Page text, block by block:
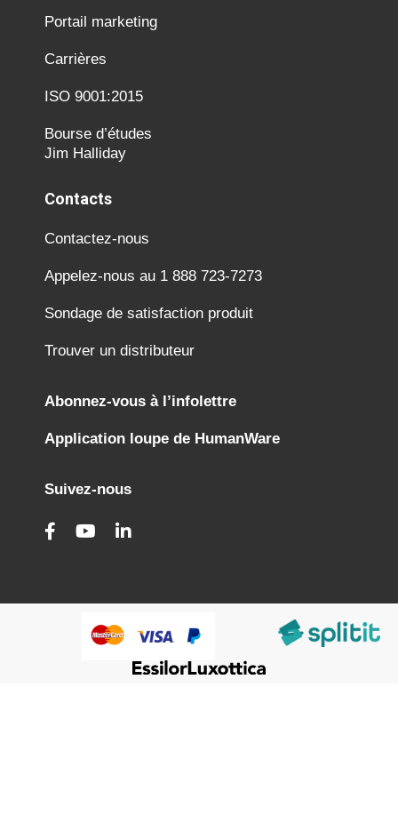
Portail marketing
Carrières
ISO 9001:2015
Bourse d’études
Jim Halliday
Contacts
Contactez-nous
Appelez-nous au 1 888 723-7273
Sondage de satisfaction produit
Trouver un distributeur
Abonnez-vous à l’infolettre
Application loupe de HumanWare
Suivez-nous